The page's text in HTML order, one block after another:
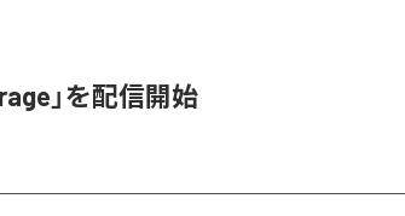
」を配信開始